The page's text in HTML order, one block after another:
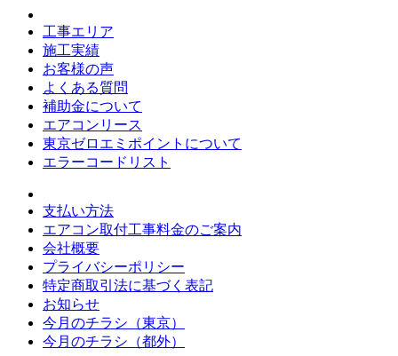
工事エリア
施工実績
お客様の声
よくある質問
補助金について
エアコンリース
東京ゼロエミポイントについて
エラーコードリスト
支払い方法
エアコン取付工事料金のご案内
会社概要
プライバシーポリシー
特定商取引法に基づく表記
お知らせ
今月のチラシ（東京）
今月のチラシ（都外）